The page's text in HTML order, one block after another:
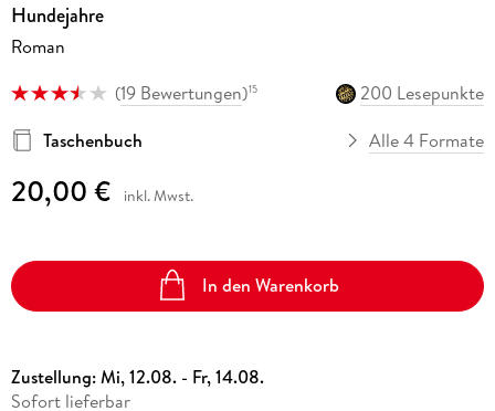
Hundejahre
Roman
(19 Bewertungen)15
200 Lesepunkte
Taschenbuch
Alle 4 Formate
20,00 € inkl. Mwst.
In den Warenkorb
Zustellung:Mi, 12.08. - Fr, 14.08.
Sofort lieferbar